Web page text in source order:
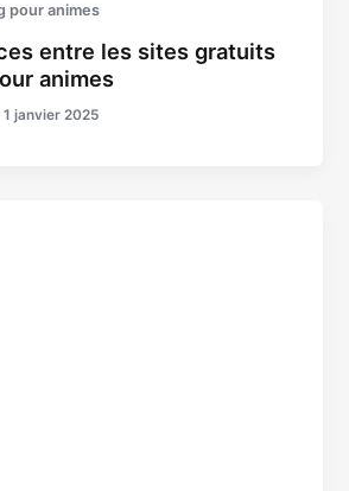
pour animes
entre les sites gratuits
animes
1 janvier 2025